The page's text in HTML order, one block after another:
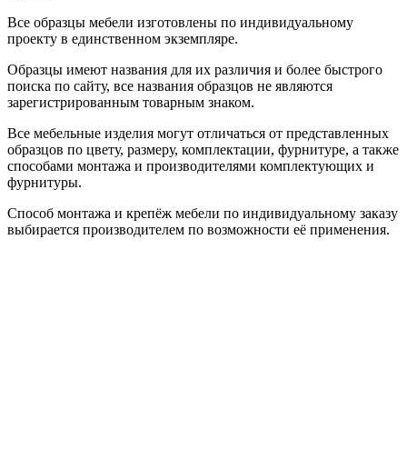
Все образцы мебели изготовлены по индивидуальному
проекту в единственном экземпляре.
Образцы имеют названия для их различия и более быстрого
поиска по сайту, все названия образцов не являются
зарегистрированным товарным знаком.
Все мебельные изделия могут отличаться от представленных
образцов по цвету, размеру, комплектации, фурнитуре, а также
способами монтажа и производителями комплектующих и
фурнитуры.
Способ монтажа и крепёж мебели по индивидуальному заказу
выбирается производителем по возможности её применения.